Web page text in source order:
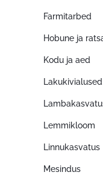
Farmitarbed
Hobune ja
Kodu ja aed
Lakukivialused
Lemmikloom
Linnukasvatus
Mesindus